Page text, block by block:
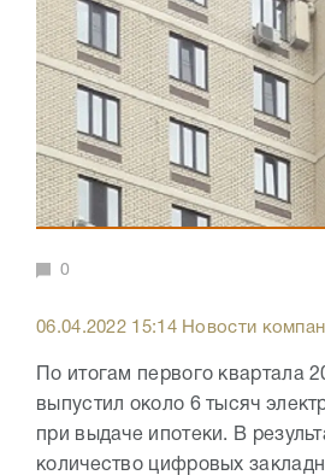
0
06.04.2022 15:14 Новости
По итогам первого квартала
выпустил около 6 тысяч
при выдаче ипотеки. В
количество цифровых